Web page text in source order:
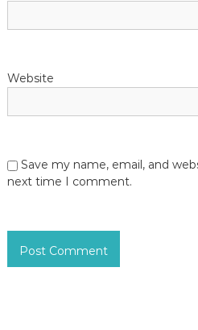
Website
Save my name, email, and
next time I comment.